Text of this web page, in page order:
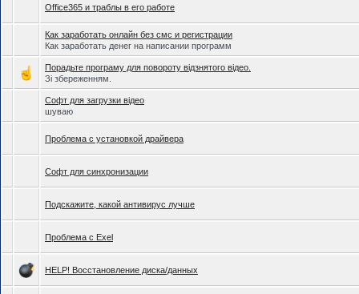
Office365 и траблы в его работе
Как заработать онлайн без смс и регистрации
Как заработать денег на написании программ
Порадьте програму для повороту відзнятого відео.
Зі збереженням.
Софт для загрузки відео
шуваю
Проблема с установкой драйвера
Софт для синхронизации
Подскажите, какой антивирус лучше
Проблема с Exel
HELP! Восстановление диска/данных